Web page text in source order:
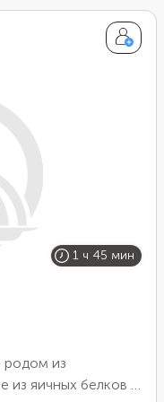
1 ч 45 мин
родом из
из яичных белков и